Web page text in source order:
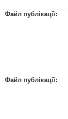
Файл публікації:
Файл публікації: